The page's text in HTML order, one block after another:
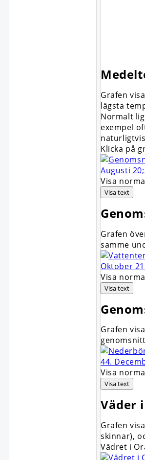
Grafen
lägsta
Normalt
exempel
Klicka på
Visa
Visa text
Grafen
samme
Visa
Visa text
Grafen
Visa
Visa text
Väder
Grafen
skinnar),
Vädret i